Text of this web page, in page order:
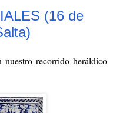
(16 de
recorrido heráldico